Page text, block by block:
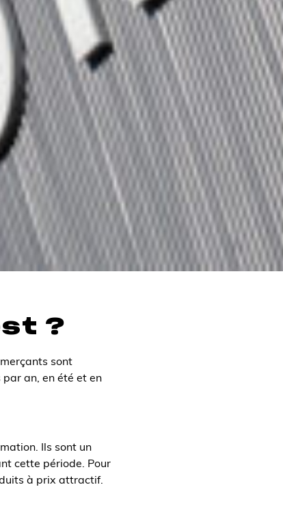
?
sont
an, en été et en
Ils sont un
cette période. Pour
à prix attractif.